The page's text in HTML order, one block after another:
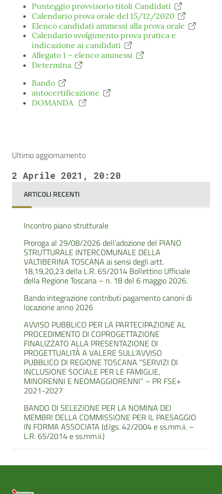
ARTICOLI RECENTI
Incontro piano strutturale
Proroga al 29/08/2026 dell’adozione del PIANO
STRUTTURALE INTERCOMUNALE DELLA
VALTIBERINA TOSCANA ai sensi degli artt.
18,19,20,23 della L.R. 65/2014 Bollettino Ufficiale
della Regione Toscana – n. 18 del 6 maggio 2026.
Bando integrazione contributi pagamento canoni di
locazione anno 2026
AVVISO PUBBLICO PER LA PARTECIPAZIONE AL
PROCEDIMENTO DI COPROGETTAZIONE
FINALIZZATO ALLA PRESENTAZIONE DI
PROGETTUALITÀ A VALERE SULL’AVVISO
PUBBLICO DI REGIONE TOSCANA “SERVIZI DI
INCLUSIONE SOCIALE PER LE FAMIGLIE,
MINORENNI E NEOMAGGIORENNI” – PR FSE+
2021-2027
BANDO DI SELEZIONE PER LA NOMINA DEI
MEMBRI DELLA COMMISSIONE PER IL PAESAGGIO
IN FORMA ASSOCIATA (d.lgs. 42/2004 e ss.mm.ii. –
L.R. 65/2014 e ss.mm.ii.)
Punteggio provvisorio titoli Candidati
Calendario prova orale del 15/12/2020
Elenco candidati ammessi alla prova orale
Calendario svolgimento prova pratica e
indicazione ai candidati
Allegato 1 – elenco ammessi
Determina
Bando
autocertificazione
DOMANDA
Ultimo aggiornamento
2 Aprile 2021, 20:20